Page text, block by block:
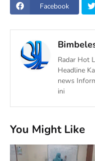
Facebook
Radar Hot
Headline
news
ini
You Might Like